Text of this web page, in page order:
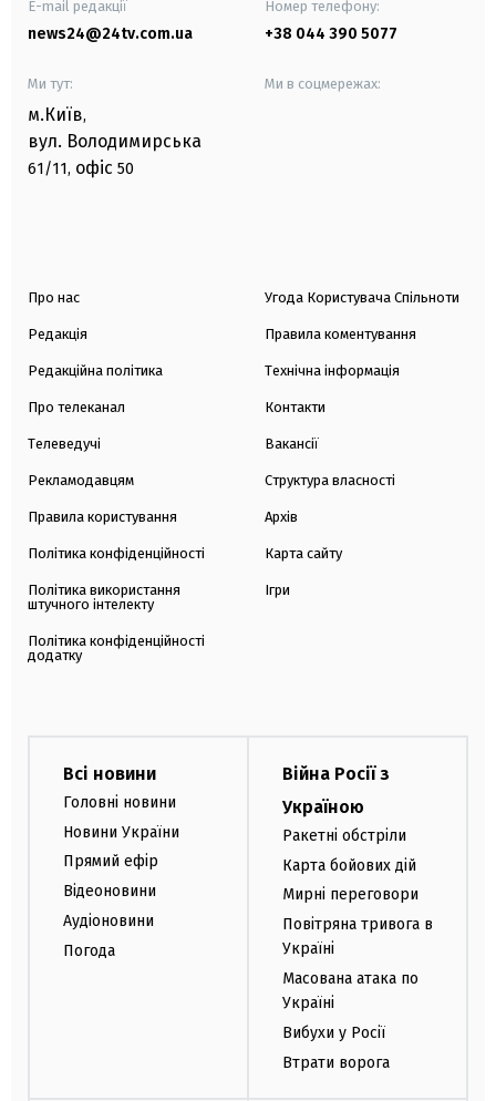
E-mail редакції
news24@24tv.com.ua
Номер телефону:
+38 044 390 5077
Ми тут:
м.Київ,
вул. Володимирська
61/11, офіс 50
Ми в соцмережах:
Про нас
Редакція
Редакційна політика
Про телеканал
Телеведучі
Рекламодавцям
Правила користування
Політика конфіденційності
Політика використання
штучного інтелекту
Політика конфіденційності
додатку
Угода Користувача Спільноти
Правила коментування
Технічна інформація
Контакти
Вакансії
Структура власності
Архів
Карта сайту
Ігри
Всі новини
Головні новини
Новини України
Прямий ефір
Відеоновини
Аудіоновини
Погода
Війна Росії з
Україною
Ракетні обстріли
Карта бойових дій
Мирні переговори
Повітряна тривога в
Україні
Масована атака по
Україні
Вибухи у Росії
Втрати ворога